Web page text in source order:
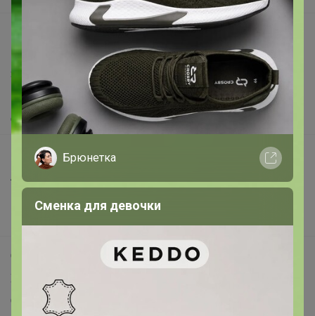
support@24-ok.ru
Написать в поддержку
Защита покупателя
Помощь
О нас
Все предложения
Анонсы
Новости
Самое выгодное
Хиты продаж
Самое желанное
Брюнетка
Сменка для девочки